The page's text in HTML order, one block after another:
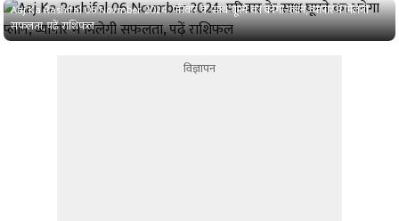
Aaj Ka Rashifal 06 Novmber 2024: परिवार के साथ घूमने का बनेगा प्लान, व्यापार में मिलेगी
सफलता, पढ़ें राशिफल
विज्ञापन